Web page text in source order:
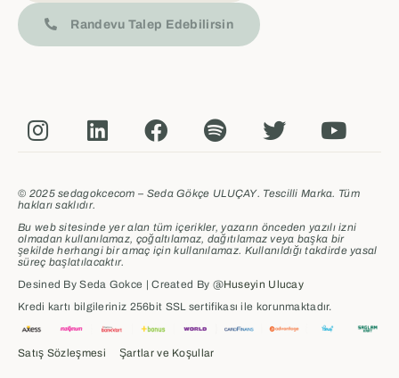
Randevu Talep Edebilirsin
© 2025 sedagokcecom – Seda Gökçe ULUÇAY. Tescilli Marka. Tüm
hakları saklıdır.
Bu web sitesinde yer alan tüm içerikler, yazarın önceden yazılı izni
olmadan kullanılamaz, çoğaltılamaz, dağıtılamaz veya başka bir
şekilde herhangi bir amaç için kullanılamaz. Kullanıldığı takdirde yasal
süreç başlatılacaktır.
Desined By Seda Gokce | Created By @Huseyin Ulucay
Kredi kartı bilgileriniz 256bit SSL sertifikası ile korunmaktadır.
Satış Sözleşmesi Şartlar ve Koşullar